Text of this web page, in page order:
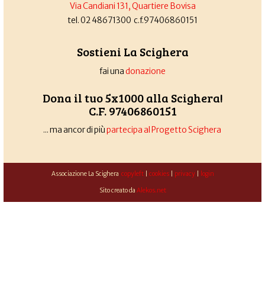
Via Candiani 131, Quartiere Bovisa
tel. 02 48671300 c.f.97406860151
Sostieni La Scighera
fai unadonazione
Dona il tuo 5x1000 alla Scighera!
C.F. 97406860151
... ma ancor di piùpartecipa al Progetto Scighera
Associazione La Scighera copyleft| cookies| privacy| login
Sito creato da Alekos.net